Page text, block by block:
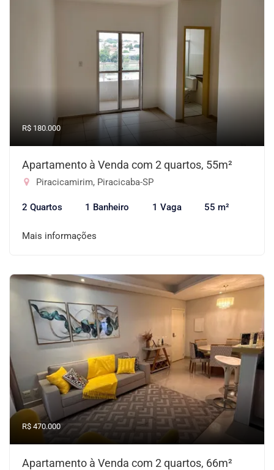
R$ 180.000
Apartamento à Venda com 2 quartos, 55m²
Piracicamirim, Piracicaba-SP
2 Quartos 1 Banheiro 1 Vaga 55 m²
Mais informações
R$ 470.000
Apartamento à Venda com 2 quartos, 66m²